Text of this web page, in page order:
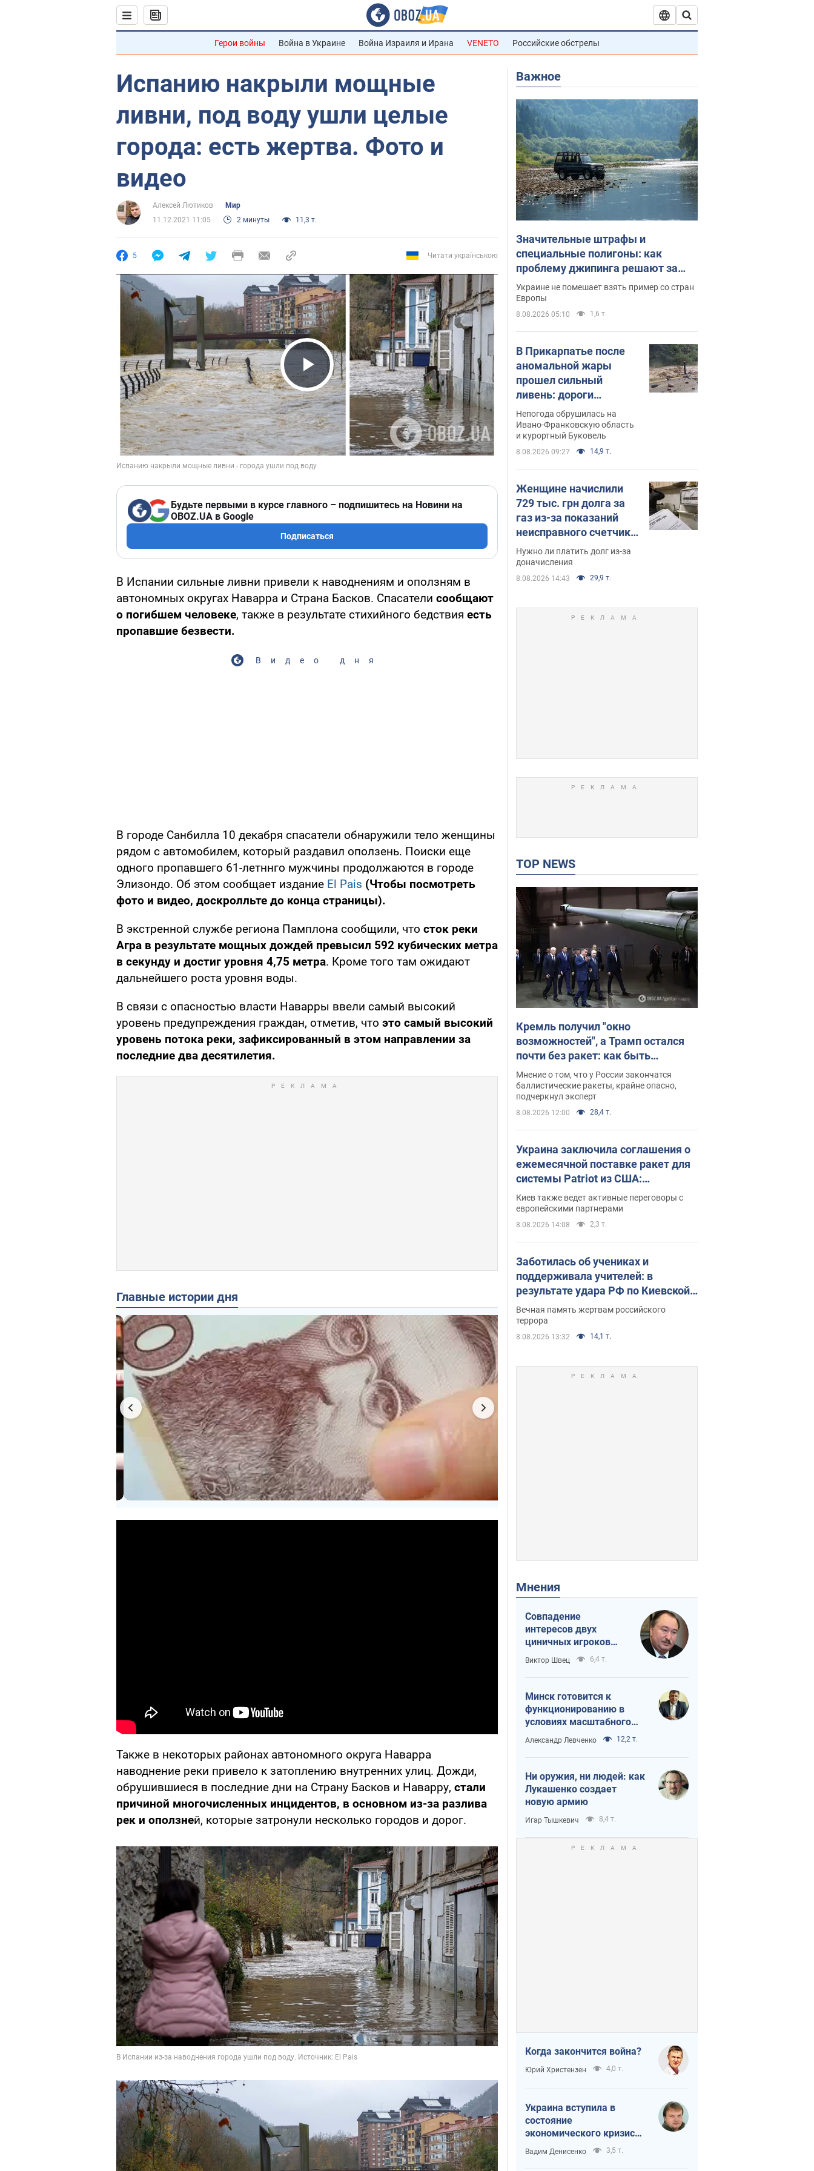
Герои войны Война в Украине Война Израиля и Ирана VENETO Российские обстрелы
Испанию накрыли мощные
ливни, под воду ушли целые
города: есть жертва. Фото и
видео
Алексей Лютиков
Мир
11.12.2021 11:05
2 минуты 11,3 т.
5 Читати українською
Play Video
Будьте первыми в курсе главного – подпишитесь на Новини на
OBOZ.UA в Google
Подписаться
В Испании сильные ливни привели к наводнениям и оползням в
автономных округах Наварра и Страна Басков. Спасатели сообщают
о погибшем человеке, также в результате стихийного бедствия есть
пропавшие безвести.
Видео дня
В городе Санбилла 10 декабря спасатели обнаружили тело женщины
рядом с автомобилем, который раздавил оползень. Поиски еще
одного пропавшего 61-летннго мужчины продолжаются в городе
Элизондо. Об этом сообщает издание El Pais (Чтобы посмотреть
фото и видео, доскролльте до конца страницы).
В экстренной службе региона Памплона сообщили, что сток реки
Агра в результате мощных дождей превысил 592 кубических метра
в секунду и достиг уровня 4,75 метра. Кроме того там ожидают
дальнейшего роста уровня воды.
В связи с опасностью власти Наварры ввели самый высокий
уровень предупреждения граждан, отметив, что это самый высокий
уровень потока реки, зафиксированный в этом направлении за
последние два десятилетия.
Главные истории дня
Также в некоторых районах автономного округа Наварра
наводнение реки привело к затоплению внутренних улиц. Дожди,
обрушившиеся в последние дни на Страну Басков и Наварру, стали
причиной многочисленных инцидентов, в основном из-за разлива
рек и оползней, которые затронули несколько городов и дорог.
Важное
Значительные штрафы и
специальные полигоны: как
проблему джипинга решают за
границей
Украине не помешает взять пример со стран
Европы
8.08.2026 05:10 1,6 т.
В Прикарпатье после
аномальной жары
прошел сильный
ливень: дороги
превратились в реки.
Видео
Непогода обрушилась на
Ивано-Франковскую область
и курортный Буковель
8.08.2026 09:27 14,9 т.
Женщине начислили
729 тыс. грн долга за
газ из-за показаний
неисправного счетчика:
судья вынес
неожиданное решение
Нужно ли платить долг из-за
доначисления
8.08.2026 14:43 29,9 т.
TOP NEWS
Кремль получил "окно
возможностей", а Трамп остался
почти без ракет: как быть
Украине? Интервью с Мельником
Мнение о том, что у России закончатся
баллистические ракеты, крайне опасно,
подчеркнул эксперт
8.08.2026 12:00 28,4 т.
Украина заключила соглашения о
ежемесячной поставке ракет для
системы Patriot из США:
Зеленский раскрыл подробности
Киев также ведет активные переговоры с
европейскими партнерами
8.08.2026 14:08 2,3 т.
Заботилась об учениках и
поддерживала учителей: в
результате удара РФ по Киевской
области погибли директор
киевского лицея, её муж и внук
Вечная память жертвам российского
террора
8.08.2026 13:32 14,1 т.
Мнения
Совпадение
интересов двух
циничных игроков
или тайный план
Трампа и Путина?
Виктор Швец 6,4 т.
Минск готовится к
функционированию в
условиях масштабного
военного кризиса
Александр Левченко 12,2 т.
Ни оружия, ни людей: как
Лукашенко создает
новую армию
Игар Тышкевич 8,4 т.
Когда закончится война?
Юрий Христензен 4,0 т.
Украина вступила в
состояние
экономического кризиса.
Есть ли свет в конце
туннеля?
Вадим Денисенко 3,5 т.